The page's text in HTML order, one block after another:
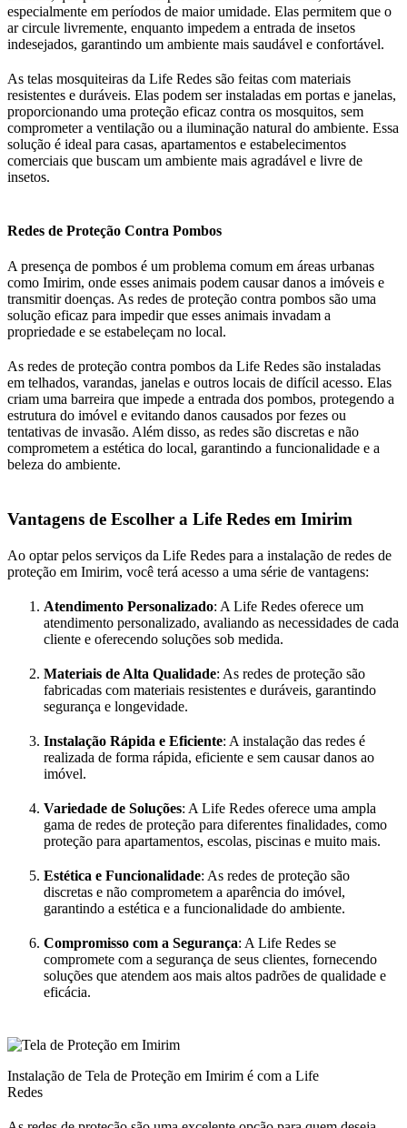
especialmente em períodos de maior umidade. Elas permitem que o
ar circule livremente, enquanto impedem a entrada de insetos
indesejados, garantindo um ambiente mais saudável e confortável.
As telas mosquiteiras da Life Redes são feitas com materiais
resistentes e duráveis. Elas podem ser instaladas em portas e janelas,
proporcionando uma proteção eficaz contra os mosquitos, sem
comprometer a ventilação ou a iluminação natural do ambiente. Essa
solução é ideal para casas, apartamentos e estabelecimentos
comerciais que buscam um ambiente mais agradável e livre de
insetos.
Redes de Proteção Contra Pombos
A presença de pombos é um problema comum em áreas urbanas
como Imirim, onde esses animais podem causar danos a imóveis e
transmitir doenças. As redes de proteção contra pombos são uma
solução eficaz para impedir que esses animais invadam a
propriedade e se estabeleçam no local.
As redes de proteção contra pombos da Life Redes são instaladas
em telhados, varandas, janelas e outros locais de difícil acesso. Elas
criam uma barreira que impede a entrada dos pombos, protegendo a
estrutura do imóvel e evitando danos causados por fezes ou
tentativas de invasão. Além disso, as redes são discretas e não
comprometem a estética do local, garantindo a funcionalidade e a
beleza do ambiente.
Vantagens de Escolher a Life Redes em Imirim
Ao optar pelos serviços da Life Redes para a instalação de redes de
proteção em Imirim, você terá acesso a uma série de vantagens:
Atendimento Personalizado: A Life Redes oferece um
atendimento personalizado, avaliando as necessidades de cada
cliente e oferecendo soluções sob medida.
Materiais de Alta Qualidade: As redes de proteção são
fabricadas com materiais resistentes e duráveis, garantindo
segurança e longevidade.
Instalação Rápida e Eficiente: A instalação das redes é
realizada de forma rápida, eficiente e sem causar danos ao
imóvel.
Variedade de Soluções: A Life Redes oferece uma ampla
gama de redes de proteção para diferentes finalidades, como
proteção para apartamentos, escolas, piscinas e muito mais.
Estética e Funcionalidade: As redes de proteção são
discretas e não comprometem a aparência do imóvel,
garantindo a estética e a funcionalidade do ambiente.
Compromisso com a Segurança: A Life Redes se
compromete com a segurança de seus clientes, fornecendo
soluções que atendem aos mais altos padrões de qualidade e
eficácia.
Instalação de Tela de Proteção em Imirim é com a Life
Redes